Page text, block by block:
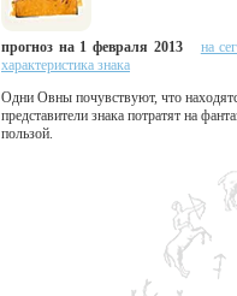
прогноз на 1 февраля 2013
на
характеристика знака
Одни Овны почувствуют, что
представители знака потратят на
пользой.